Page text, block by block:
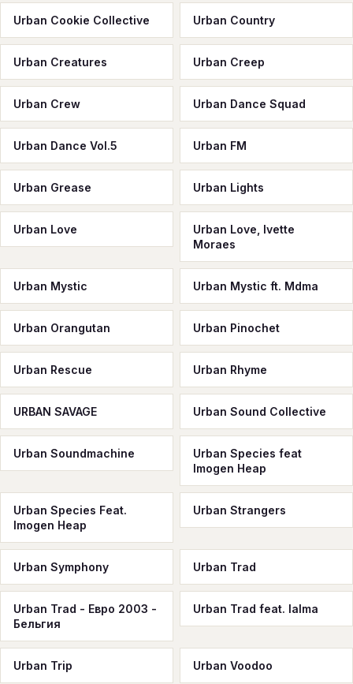
Urban Cookie Collective Urban Country
Urban Creatures Urban Creep
Urban Crew Urban Dance Squad
Urban Dance Vol.5 Urban FM
Urban Grease Urban Lights
Urban Love
Urban Love, Ivette
Moraes
Urban Mystic Urban Mystic ft. Mdma
Urban Orangutan Urban Pinochet
Urban Rescue Urban Rhyme
URBAN SAVAGE Urban Sound Collective
Urban Soundmachine
Urban Species feat
Imogen Heap
Urban Species Feat.
Imogen Heap
Urban Strangers
Urban Symphony Urban Trad
Urban Trad - Евро 2003 -
Бельгия
Urban Trad feat. Ialma
Urban Trip Urban Voodoo